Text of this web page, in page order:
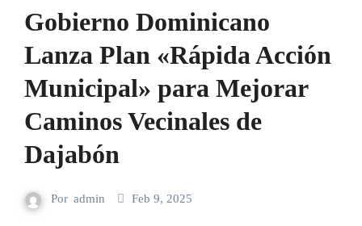
Gobierno Dominicano
Lanza Plan «Rápida Acción
Municipal» para Mejorar
Caminos Vecinales de
Dajabón
Por admin Feb 9, 2025